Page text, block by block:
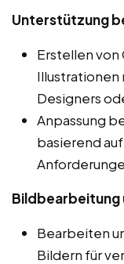
Unterstützung
Erstellen von
Illustrationen
Designers
Anpassung
basierend
Bildbearbeitung
Bearbeiten
Bildern für